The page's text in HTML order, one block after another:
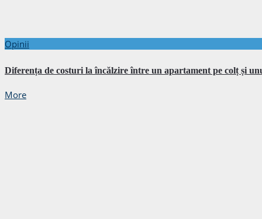
Opinii
Diferența de costuri la încălzire între un apartament pe colț și
More